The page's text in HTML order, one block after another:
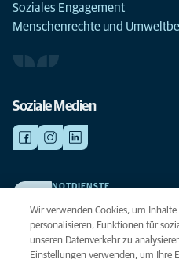
Soziales Engagement
Menschenrechte und
Soziale Medien
NOTDIENSTE
beste Versorgung verdient.
Wir verwenden Cookies, um
personalisieren, Funktionen für
unseren Datenverkehr zu
Einstellungen verwenden, um Ihre